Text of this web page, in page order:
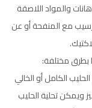
والمواد اللاصقة
مع المنفحة أو عن
بطرق مختلفة:
الكامل أو الخالي
ويمكن تحلية الحليب